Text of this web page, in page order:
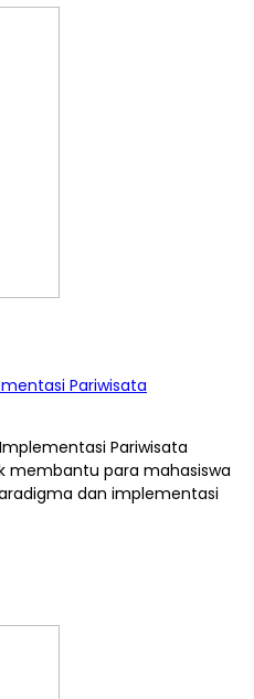
Pariwisata
Pariwisata
membantu para mahasiswa
dan implementasi